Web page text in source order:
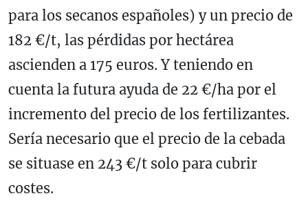
para los secanos españoles) y un precio de
182 €/t, las pérdidas por hectárea
ascienden a 175 euros. Y teniendo en
cuenta la futura ayuda de 22 €/ha por el
incremento del precio de los fertilizantes.
Sería necesario que el precio de la cebada
se situase en 243 €/t solo para cubrir
costes.